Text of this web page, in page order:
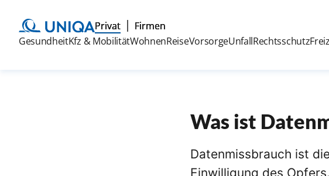
Privat Firmen
GesundheitKfz & MobilitätWohnenReiseVorsorgeUnfallRechtsschutz
Was ist
Datenmissbrauch ist
Einwilligung des